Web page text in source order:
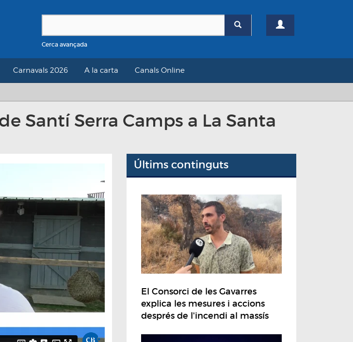
Cerca avançada
Carnavals 2026 A la carta Canals Online
Santí Serra Camps a La Santa
Últims continguts
El Consorci de les Gavarres
explica les mesures i accions
després de l'incendi al massís